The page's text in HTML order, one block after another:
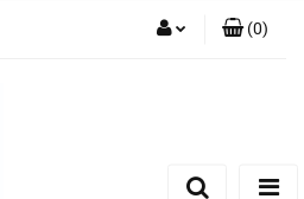
(0)